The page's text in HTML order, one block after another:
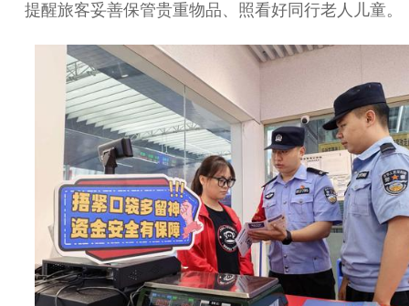
提醒旅客妥善保管贵重物品、照看好同行老人儿童。